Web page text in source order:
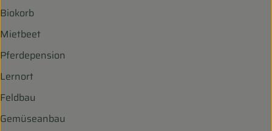
Biokorb
Mietbeet
Pferdepension
Lernort
Feldbau
Gemüseanbau